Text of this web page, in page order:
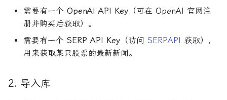
需要有一个 OpenAI API Key （可在 OpenAI 官网注
册并购买后获取）。
需要有一个 SERP API Key （访问 SERPAPI 获取），
用来获取某只股票的最新新闻。
2. 导入库